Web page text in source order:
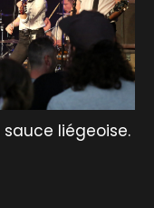
sauce liégeoise.